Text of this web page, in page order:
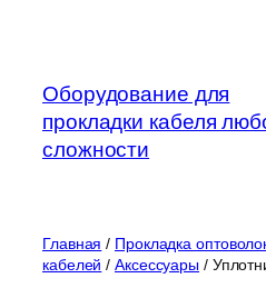
Оборудование для
прокладки кабеля
сложности
Главная / Прокладка
кабелей /Аксессуары /